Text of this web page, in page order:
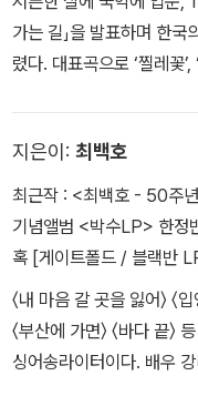
가는 길」을 발표하며 한
렸다. 대표곡으로 ‘찔레꽃’, ‘봄날
지은이: 최백호
최근작 : <최백호 - 50주
기념앨범 <박수LP> 한
혹 [게이트폴드 / 블랙반
〈내 마음 갈 곳을 잃어〉 〈
〈부산에 가면〉 〈바다 끝
싱어송라이터이다. 배우